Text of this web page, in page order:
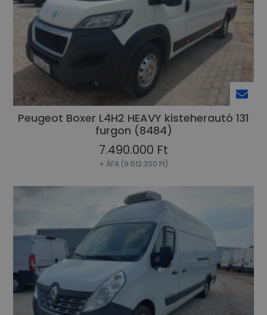
Peugeot Boxer L4H2 HEAVY kisteherautó 131
furgon (8484)
7.490.000 Ft
+ ÁFA (9.512.300 Ft)